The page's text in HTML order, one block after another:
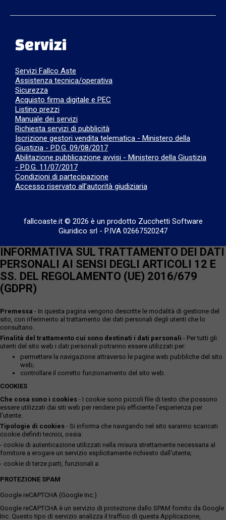
Servizi
Servizi Fallco Aste
Assistenza tecnica/operativa
Sicurezza
Acquisto firma digitale e PEC
Listino prezzi
Manuale dei servizi
Richiesta servizi di pubblicità
Iscrizione gestori vendita telematica - Ministero della
Giustizia - P.D.G. 09/08/2017
Abilitazione pubblicazione avvisi - Ministero della Giustizia
- P.D.G. 11/07/2017
Condizioni di partecipazione
Accesso riservato all'autorità giudiziaria
fallcoaste.it © 2026 è un prodotto Zucchetti Software
Giuridico srl - P.IVA 02667520247
INFORMATIVA SUL TRATTAMENTO DEI DATI
PERSONALI AI SENSI DEGLI ARTICOLI 12 E
SS. DEL REGOLAMENTO (UE) 2016/679
(GDPR)
Premessa - In questa pagina vengono descritte le modalità di gestione del
sito, con riferimento al trattamento dei dati personali degli utenti che lo
consultano.
Finalità del trattamento cui sono destinati i dati personali - Per tutti gli
utenti del sito web i dati personali potranno essere utilizzati per:
permettere la navigazione attraverso le pagine web pubbliche del sito
web;
controllare il corretto funzionamento del sito web.
COOKIES
Che cosa sono i cookies - I cookie sono piccoli file di testo che possono
essere utilizzati dai siti web per rendere più efficiente l'esperienza per
l'utente.
Tipologie di cookies - Si informa che navigando nel sito saranno scaricati
cookie definiti tecnici, ossia:
- cookie di autenticazione utilizzati nella misura strettamente necessaria al
fornitore a erogare un servizio esplicitamente richiesto dall'utente;
- cookie di terze parti, funzionali a:
PROTEZIONE SPAM
Google reCAPTCHA (Google Inc.)
Google reCAPTCHA è un servizio di protezione dallo SPAM fornito da Google
Inc. Questo tipo di servizio analizza il traffico di questa Applicazione,